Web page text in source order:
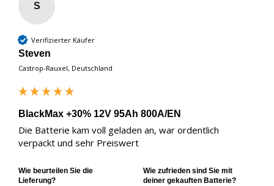
S
Verifizierter Käufer
Steven
Castrop-Rauxel, Deutschland
BlackMax +30% 12V 95Ah 800A/EN
Die Batterie kam voll geladen an, war ordentlich
verpackt und sehr Preiswert
Wie beurteilen Sie die
Lieferung?
Wie zufrieden sind Sie mit
deiner gekauften Batterie?